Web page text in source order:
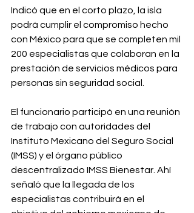
Indicó que en el corto plazo, la isla
podrá cumplir el compromiso hecho
con México para que se completen mil
200 especialistas que colaboran en la
prestación de servicios médicos para
personas sin seguridad social.⁣
El funcionario participó en una reunión
de trabajo con autoridades del
Instituto Mexicano del Seguro Social
(IMSS) y el órgano público
descentralizado IMSS Bienestar. Ahí
señaló que la llegada de los
especialistas contribuirá en el